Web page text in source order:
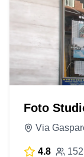
Foto
Via
4.8